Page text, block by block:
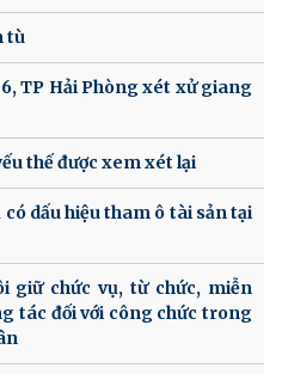
tù
TP Hải Phòng xét xử giang
thế được xem xét lại
dấu hiệu tham ô tài sản tại
giữ chức vụ, từ chức, miễn
tác đối với công chức trong